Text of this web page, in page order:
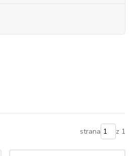
strana z 1